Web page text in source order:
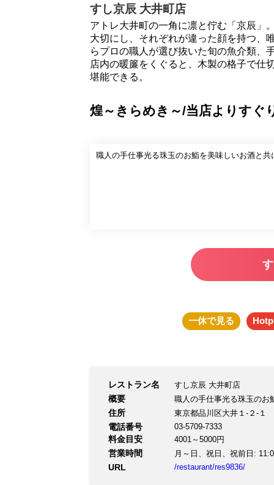
すし京辰 大井町店
アトレ大井町の一角に凛と佇む「京辰」
大切にし、それぞれが違った顔を持つ、
らプロの職人が選び抜いた旬の魚介類、
店内の暖簾をくぐると、木製の格子で仕
堪能できる。
煌～きらめき～/当店よりすぐ
職人の手仕事光る珠玉のお鮨を美味しいお酒と
一休で見る
レストラン名 すし京辰 大井町店
概要 職人の手仕事光る珠玉のお
住所 東京都品川区大井１-２-１
電話番号 03-5709-7333
料金目安 4001～5000円
営業時間 月～日、祝日、祝前日:
URL /restaurant/res9836/